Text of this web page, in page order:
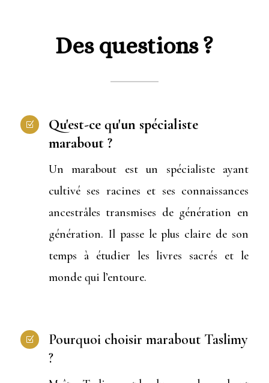
Des questions ?
Z
Qu'est-ce qu'un spécialiste
marabout ?
Un marabout est un spécialiste ayant
cultivé ses racines et ses connaissances
ancestrâles transmises de génération en
génération. Il passe le plus claire de son
temps à étudier les livres sacrés et le
monde qui l’entoure.
Z
Pourquoi choisir marabout Taslimy
?